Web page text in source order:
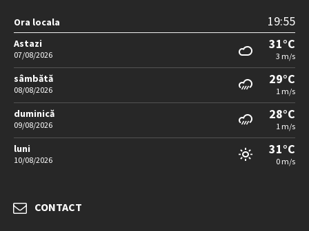
Ora locala 19:55
Astazi
07/08/2026
31°C
3 m/s
sâmbătă
08/08/2026
29°C
1 m/s
duminică
09/08/2026
28°C
1 m/s
luni
10/08/2026
31°C
0 m/s
CONTACT